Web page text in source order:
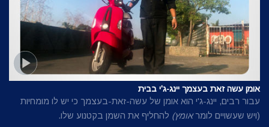
אומן עשה זאת בעצמך יינג-ג'י בבית
עבור רבים, יינג-ג'י הוא אומן של עשה-זאת-בעצמך כי יש לו מומחיות
(ויש שעשויים לומראומץ) להחליף את השמן בקטנוע שלו.